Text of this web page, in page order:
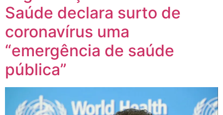
Saúde declara surto de
coronavírus uma
“emergência de saúde
pública”